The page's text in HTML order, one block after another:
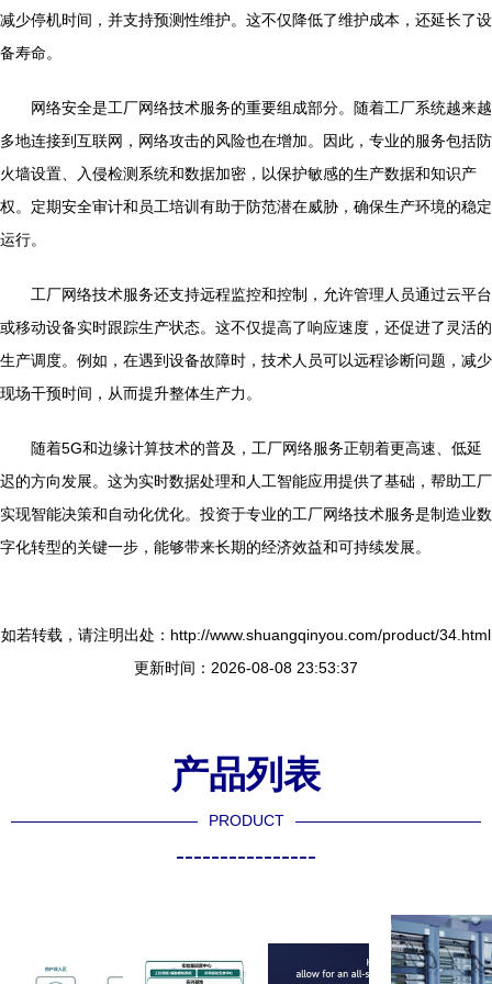
减少停机时间，并支持预测性维护。这不仅降低了维护成本，还延长了设
备寿命。
网络安全是工厂网络技术服务的重要组成部分。随着工厂系统越来越
多地连接到互联网，网络攻击的风险也在增加。因此，专业的服务包括防
火墙设置、入侵检测系统和数据加密，以保护敏感的生产数据和知识产
权。定期安全审计和员工培训有助于防范潜在威胁，确保生产环境的稳定
运行。
工厂网络技术服务还支持远程监控和控制，允许管理人员通过云平台
或移动设备实时跟踪生产状态。这不仅提高了响应速度，还促进了灵活的
生产调度。例如，在遇到设备故障时，技术人员可以远程诊断问题，减少
现场干预时间，从而提升整体生产力。
随着5G和边缘计算技术的普及，工厂网络服务正朝着更高速、低延
迟的方向发展。这为实时数据处理和人工智能应用提供了基础，帮助工厂
实现智能决策和自动化优化。投资于专业的工厂网络技术服务是制造业数
字化转型的关键一步，能够带来长期的经济效益和可持续发展。
如若转载，请注明出处：http://www.shuangqinyou.com/product/34.html
更新时间：2026-08-08 23:53:37
产品列表
PRODUCT
----------------